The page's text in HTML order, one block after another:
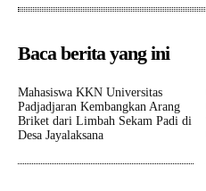
Baca berita yang ini
Mahasiswa KKN Universitas
Padjadjaran Kembangkan Arang
Briket dari Limbah Sekam Padi di
Desa Jayalaksana